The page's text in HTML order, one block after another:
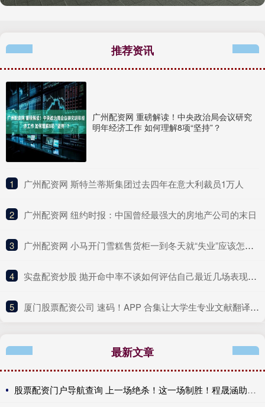
推荐资讯
广州配资网 重磅解读！中央政治局会议研究
明年经济工作 如何理解8项“坚持”？
1 ​广州配资网 斯特兰蒂斯集团过去四年在意大利裁员1万人
2 ​广州配资网 纽约时报：中国曾经最强大的房地产公司的末日
3 ​广州配资网 小马开门雪糕售货柜一到冬天就“失业”应该怎么办？
4 ​实盘配资炒股 抛开命中率不谈如何评估自己最近几场表现？谢泼德：抛不开
5 ​厦门股票配资公司 速码！APP 合集让大学生专业文献翻译效率翻倍超省心
最新文章
股票配资门户导航查询 上一场绝杀！这一场制胜！程晟涵助中国U17提前出线